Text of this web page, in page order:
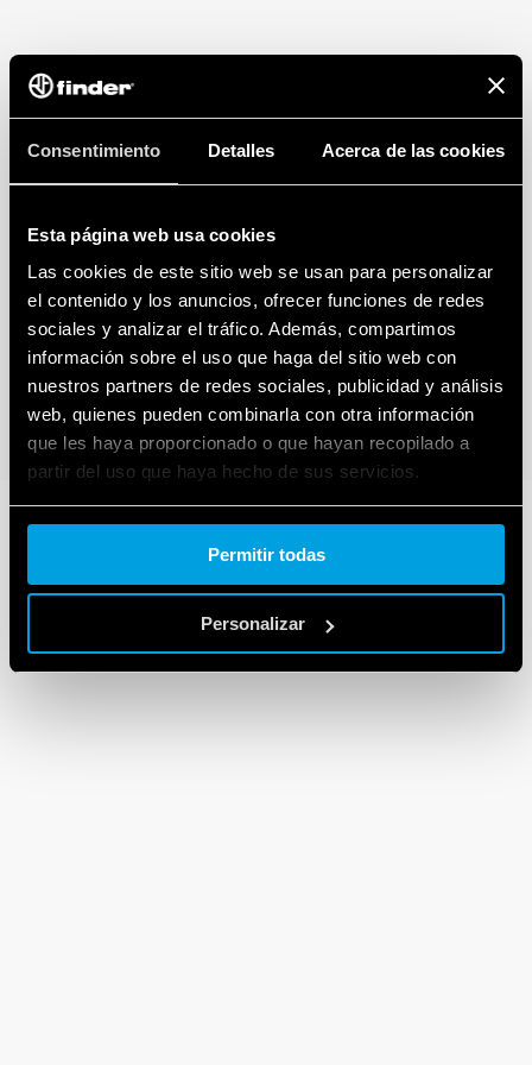
Consentimiento Detalles Acerca de las cookies
Esta página web usa cookies
Las cookies de este sitio web se usan para personalizar
el contenido y los anuncios, ofrecer funciones de redes
sociales y analizar el tráfico. Además, compartimos
información sobre el uso que haga del sitio web con
nuestros partners de redes sociales, publicidad y análisis
web, quienes pueden combinarla con otra información
que les haya proporcionado o que hayan recopilado a
partir del uso que haya hecho de sus servicios.
Cookie policy.
Permitir todas
Personalizar